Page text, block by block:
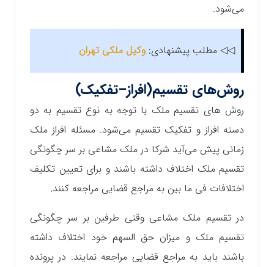
می‌شود.
◁◁ مطلب پیشنهادی:وکیل ملکی تهران
روش‌های تقسیم(افراز–تفکیک)
روش های تقسیم ملک با توجه به نوع تقسیم به دو
دسته افراز و تفکیک تقسیم می‌شود. مسئله افراز ملک
زمانی پیش می‌آید شرکا در ملک مشاعی بر سر چگونگی
تقسیم ملک اختلاف داشته باشند و برای تعیین تکلیف
اختلافات فی‌ ما بین به مراجع قضایی مراجعه کنند.
در تقسیم ملک مشاعی وقتی طرفین بر سر چگونگی
تقسیم ملک و میزان حق السهم خود اختلاف داشته
باشند باید به مراجع قضایی مراجعه نمایند. در پرونده